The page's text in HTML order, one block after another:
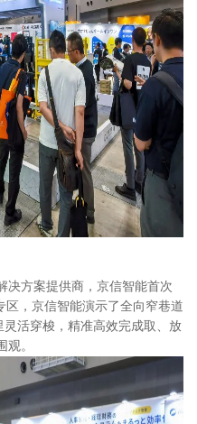
决方案提供商，京信智能首次
，京信智能演示了全向窄巷道
活穿梭，精准高效完成取、放
。